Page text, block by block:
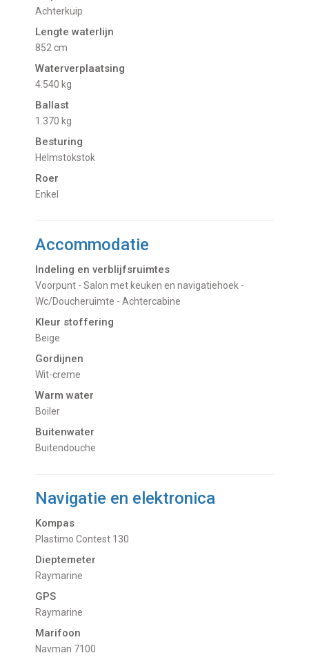
Achterkuip
Lengte waterlijn
852 cm
Waterverplaatsing
4.540 kg
Ballast
1.370 kg
Besturing
Helmstokstok
Roer
Enkel
Accommodatie
Indeling en verblijfsruimtes
Voorpunt - Salon met keuken en navigatiehoek -
Wc/Doucheruimte - Achtercabine
Kleur stoffering
Beige
Gordijnen
Wit-creme
Warm water
Boiler
Buitenwater
buitendouche
Navigatie en elektronica
Kompas
Plastimo Contest 130
Dieptemeter
Raymarine
GPS
Raymarine
Marifoon
Navman 7100